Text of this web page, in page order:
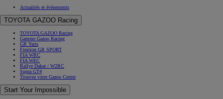
Actualités et évènements
TOYOTA GAZOO Racing
TOYOTA GAZOO Racing
Gamme Gazoo Racing
GR Yaris
Finition GR SPORT
FIA WRC
FIA WEC
Rallye Dakar / W2RC
Supra GT4
Trouvez votre Gazoo Center
Start Your Impossible